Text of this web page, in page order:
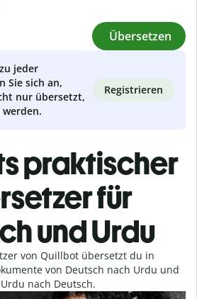
Übersetzen
jeder
Sie sich an,
nur übersetzt,
Registrieren
praktischer
für
und Urdu
von Quillbot übersetzt du in
von Deutsch nach Urdu und
nach Deutsch.